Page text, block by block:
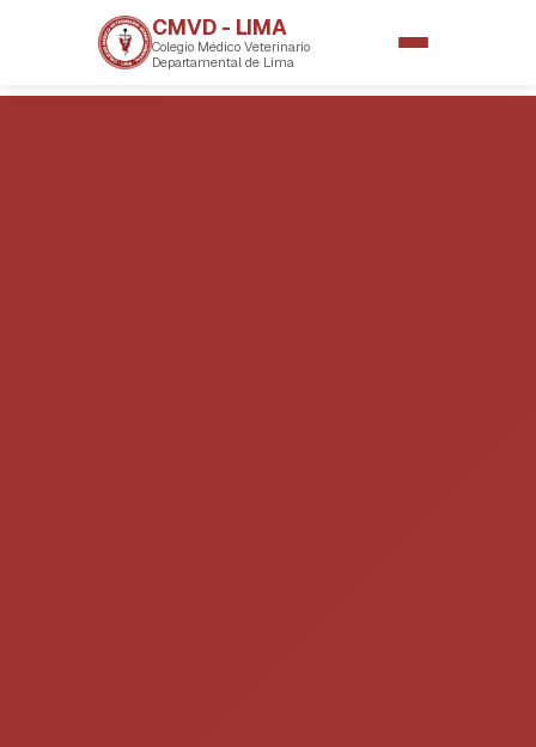
CMVD - LIMA
Colegio Médico Veterinario
Departamental de Lima